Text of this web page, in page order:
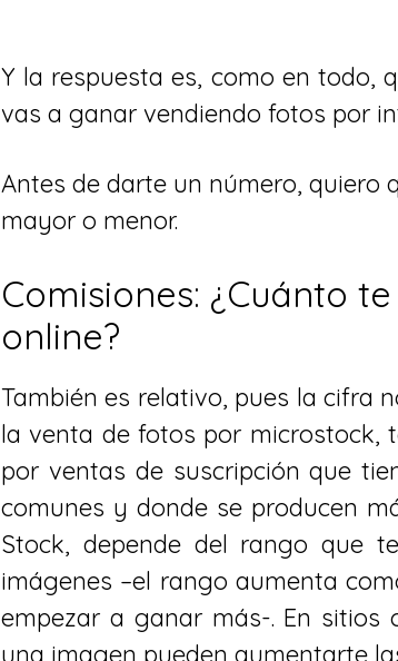
Y la respuesta es, como en todo,
vas a ganar vendiendo fotos por
Antes de darte un número, quiero
mayor o menor.
Comisiones: ¿Cuánto
online?
También es relativo, pues la cifra
la venta de fotos por microstock,
por ventas de suscripción que
comunes y donde se producen
Stock, depende del rango que
imágenes –el rango aumenta
empezar a ganar más-. En sitios
una imagen pueden aumentarte